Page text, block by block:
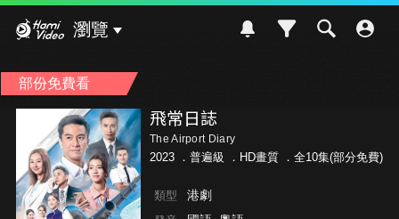
瀏覽
部份免費看
飛常日誌
The Airport Diary
2023 ． 普遍級 ．HD畫質 ．全10集(部分免費)
類型 港劇